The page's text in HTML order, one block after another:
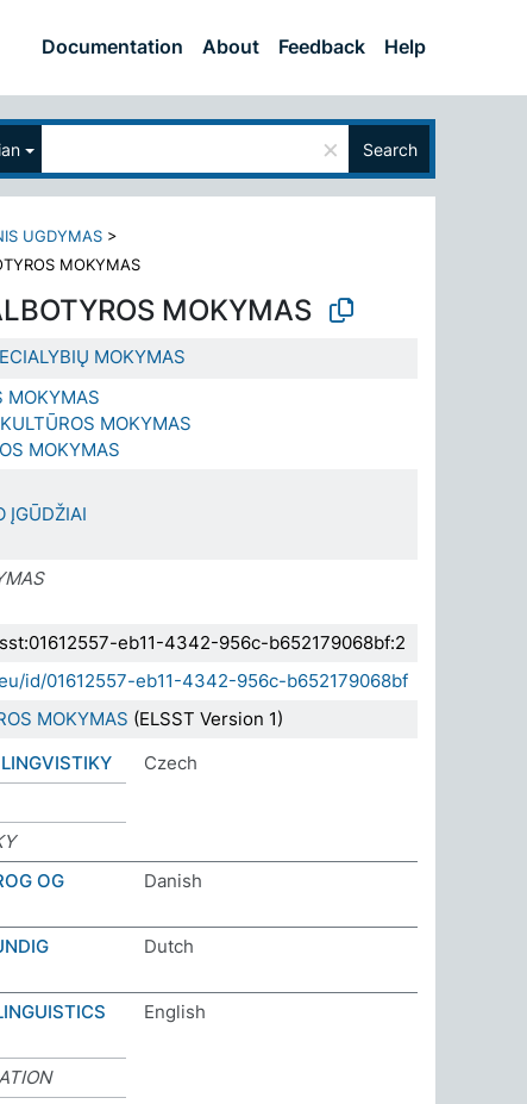
Documentation About Feedback Help
× Search
UGDYMAS >
MOKYMAS
MOKYMAS
MOKYMAS
MOKYMAS
MOKYMAS
MOKYMAS
ĮGŪDŽIAI
eb11-4342-956c-b652179068bf:2
id/01612557-eb11-4342-956c-b652179068bf
MOKYMAS (ELSST Version 1)
Czech
OG
Danish
Dutch
English